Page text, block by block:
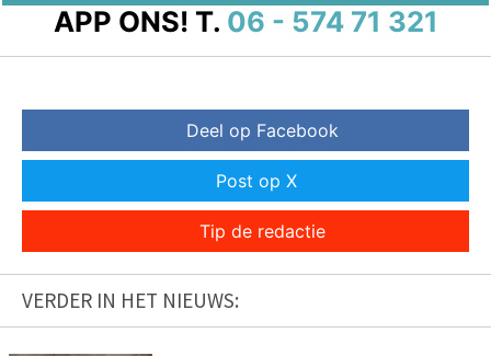
APP ONS! T. 06 - 574 71 321
Deel op Facebook
Post op X
Tip de redactie
VERDER IN HET NIEUWS: